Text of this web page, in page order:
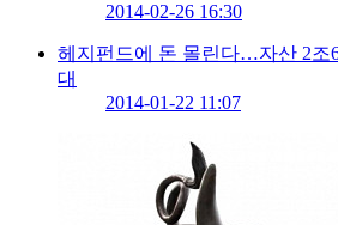
2014-02-26 16:30
헤지펀드에 돈 몰린다…자산 2조
대
2014-01-22 11:07